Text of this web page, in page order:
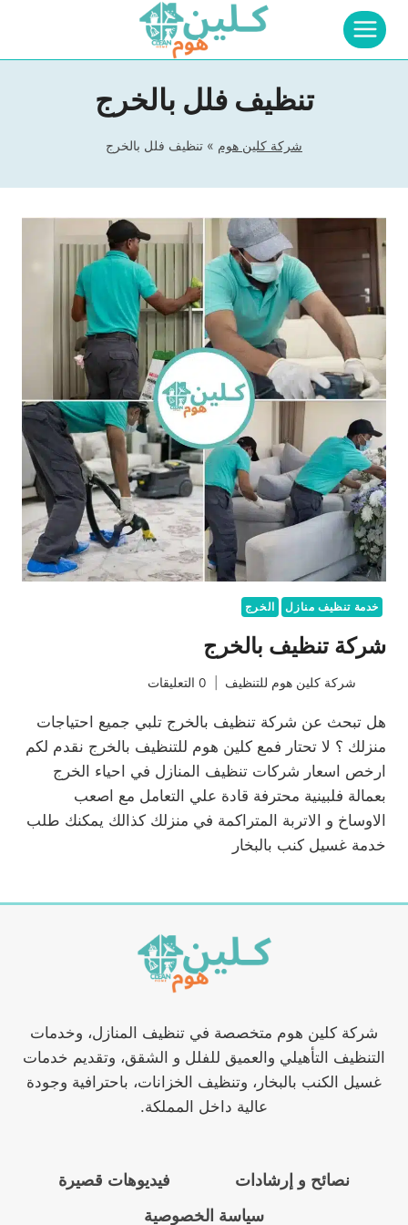
التجاوز
المحتوى
تنظيف فلل بالخرج
شركة كلين هوم » تنظيف فلل بالخرج
خدمة تنظيف منازل الخرج
شركة تنظيف بالخرج
شركة كلين هوم للتنظيف 0 التعليقات
هل تبحث عن شركة تنظيف بالخرج تلبي جميع احتياجات
منزلك ؟ لا تحتار فمع كلين هوم للتنظيف بالخرج نقدم لكم
ارخص اسعار شركات تنظيف المنازل في احياء الخرج
بعمالة فلبينية محترفة قادة علي التعامل مع اصعب
الاوساخ و الاتربة المتراكمة في منزلك كذالك يمكنك طلب
خدمة غسيل كنب بالبخار
شركة كلين هوم متخصصة في تنظيف المنازل، وخدمات
التنظيف التأهيلي والعميق للفلل و الشقق، وتقديم خدمات
غسيل الكنب بالبخار، وتنظيف الخزانات، باحترافية وجودة
عالية داخل المملكة.
نصائح و إرشادات
فيديوهات قصيرة
سياسة الخصوصية